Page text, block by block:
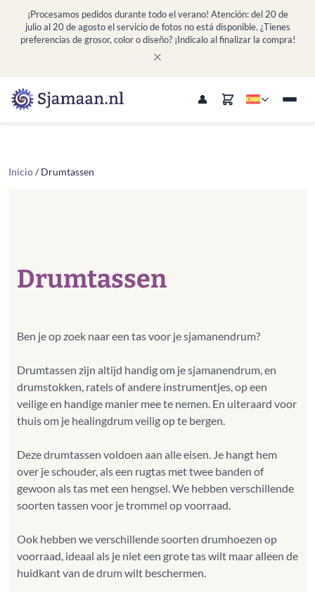
¡Procesamos pedidos durante todo el verano! Atención: del 20 de
julio al 20 de agosto el servicio de fotos no está disponible. ¿Tienes
preferencias de grosor, color o diseño? ¡Indícalo al finalizar la compra!
Inicio/ Drumtassen
Drumtassen
Ben je op zoek naar een tas voor je sjamanendrum?
Drumtassen zijn altijd handig om je sjamanendrum, en
drumstokken, ratels of andere instrumentjes, op een
veilige en handige manier mee te nemen. En uiteraard voor
thuis om je healingdrum veilig op te bergen.
Deze drumtassen voldoen aan alle eisen. Je hangt hem
over je schouder, als een rugtas met twee banden of
gewoon als tas met een hengsel. We hebben verschillende
soorten tassen voor je trommel op voorraad.
Ook hebben we verschillende soorten drumhoezen op
voorraad, ideaal als je niet een grote tas wilt maar alleen de